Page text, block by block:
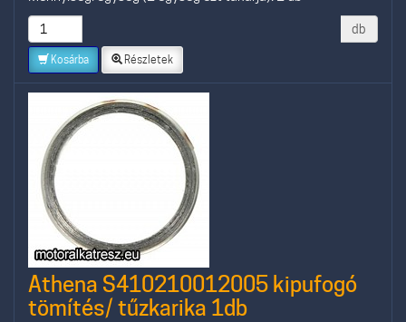
db
Kosárba Részletek
Athena S410210012005 kipufogó
tömítés/ tűzkarika 1db